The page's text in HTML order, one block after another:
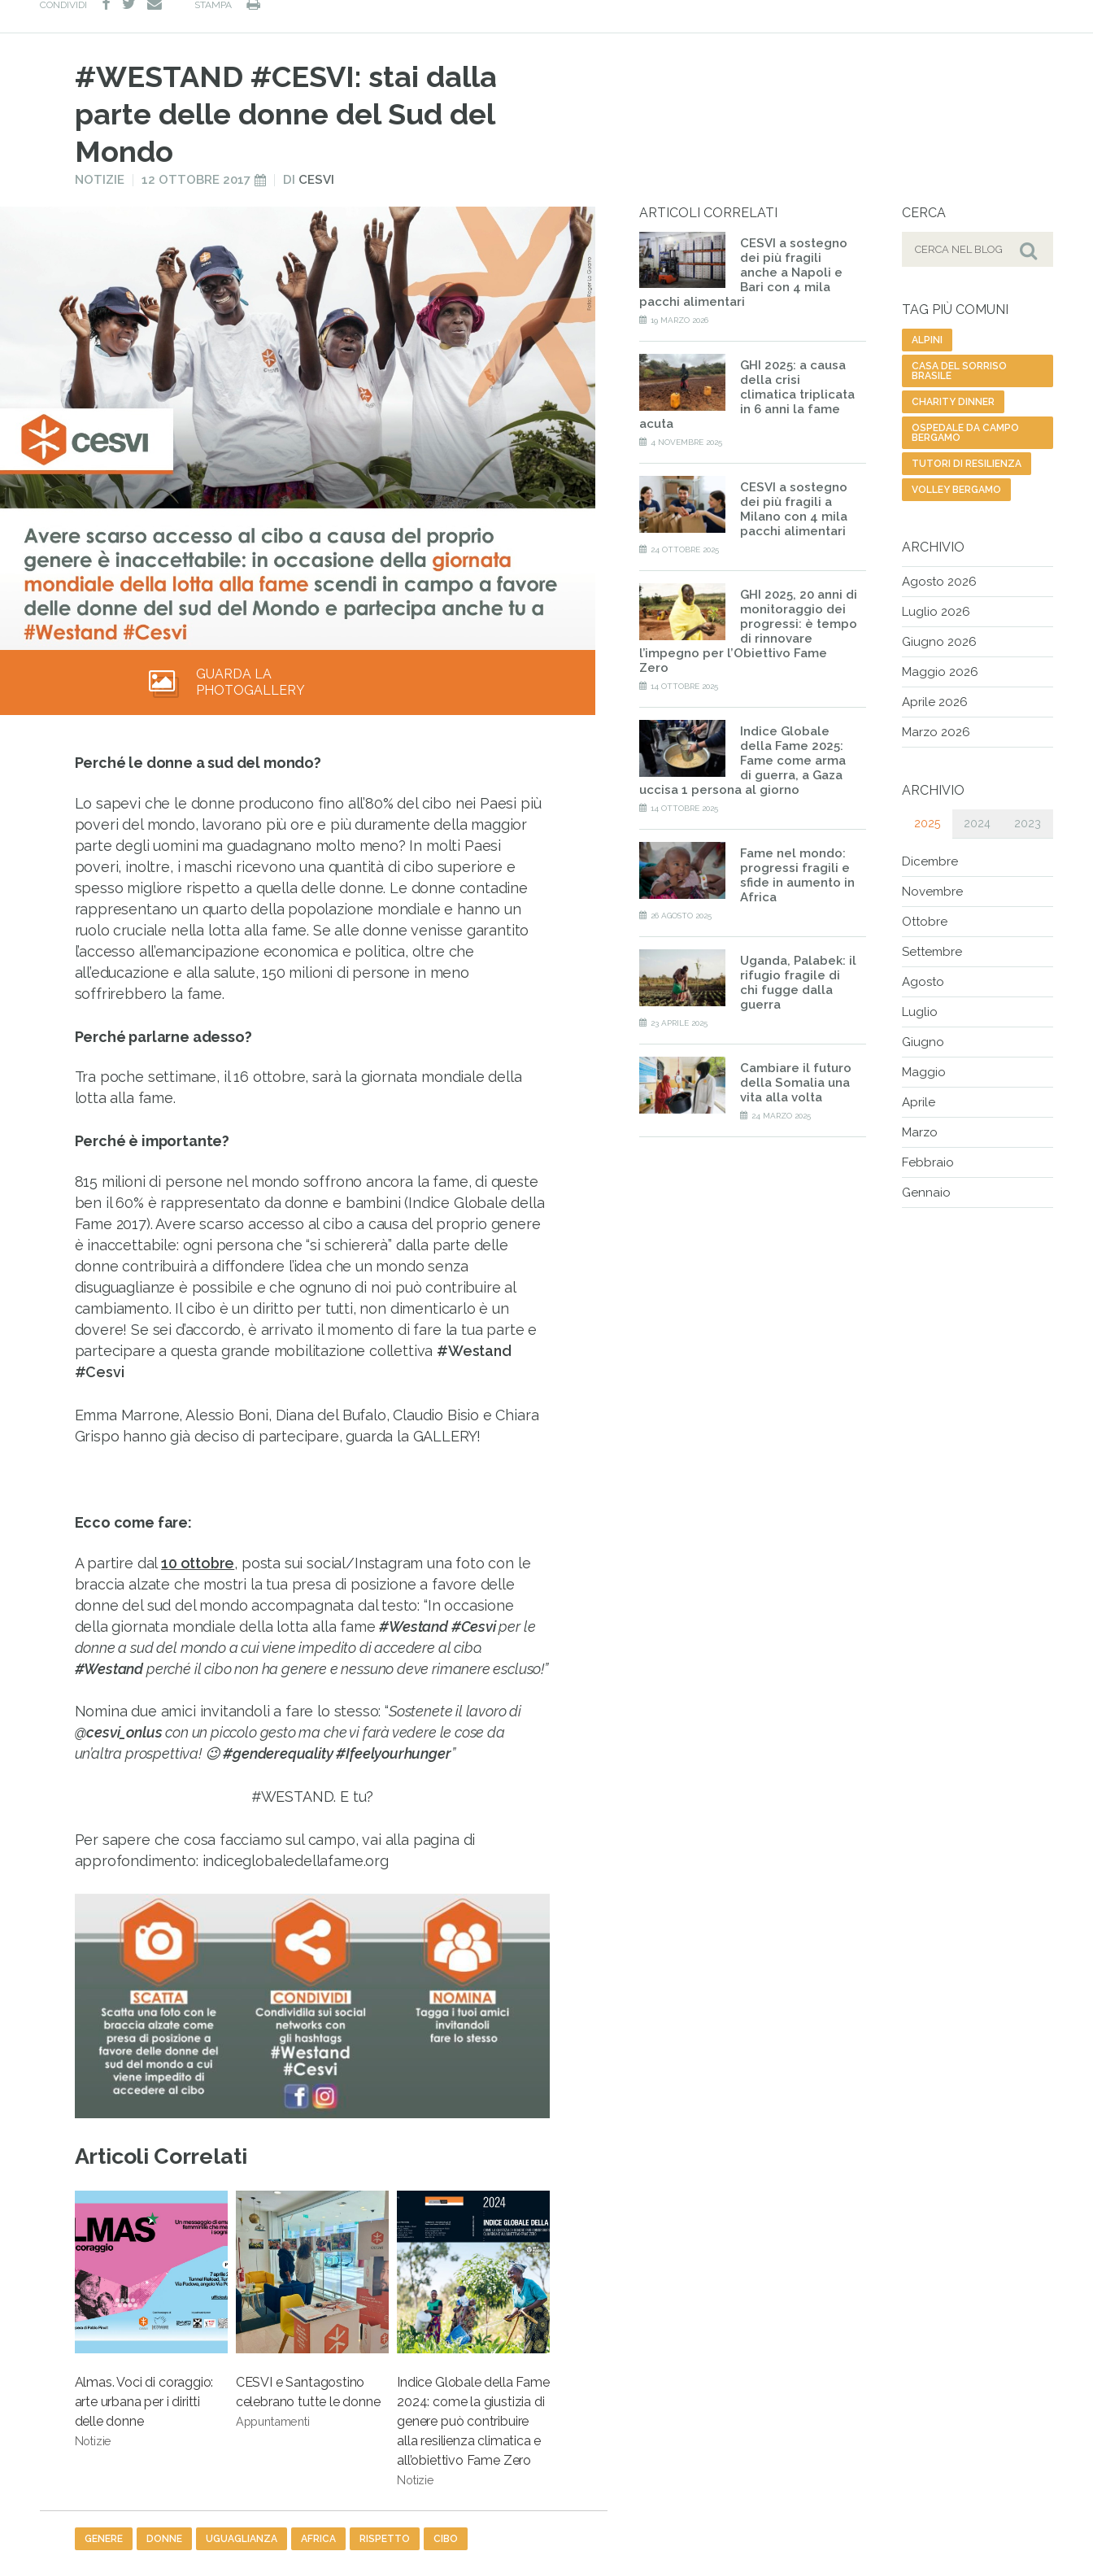
CONDIVIDI
e-
STAMPA
#WESTAND #CESVI: stai dalla
parte delle donne del Sud del
Mondo
PUBBLICATO
NOTIZIE
PUBBLICATO
12 OTTOBRE 2017 DI CESVI
GUARDA LA
PHOTOGALLERY
Perché le donne a sud del mondo?
Lo sapevi che le donne producono fino all’80% del cibo nei Paesi più
poveri del mondo, lavorano più ore e più duramente della maggior
parte degli uomini ma guadagnano molto meno? In molti Paesi
poveri, inoltre, i maschi ricevono una quantità di cibo superiore e
spesso migliore rispetto a quella delle donne. Le donne contadine
rappresentano un quarto della popolazione mondiale e hanno un
ruolo cruciale nella lotta alla fame. Se alle donne venisse garantito
l’accesso all’emancipazione economica e politica, oltre che
all’educazione e alla salute, 150 milioni di persone in meno
soffrirebbero la fame.
Perché parlarne adesso?
Tra poche settimane, il 16 ottobre, sarà la giornata mondiale della
lotta alla fame.
Perché è importante?
815 milioni di persone nel mondo soffrono ancora la fame, di queste
ben il 60% è rappresentato da donne e bambini (Indice Globale della
Fame 2017). Avere scarso accesso al cibo a causa del proprio genere
è inaccettabile: ogni persona che “si schiererà” dalla parte delle
donne contribuirà a diffondere l’idea che un mondo senza
disuguaglianze è possibile e che ognuno di noi può contribuire al
cambiamento. Il cibo è un diritto per tutti, non dimenticarlo è un
dovere! Se sei d’accordo, è arrivato il momento di fare la tua parte e
partecipare a questa grande mobilitazione collettiva #Westand
#Cesvi
Emma Marrone, Alessio Boni, Diana del Bufalo, Claudio Bisio e Chiara
Grispo hanno già deciso di partecipare, guarda la GALLERY!
Ecco come fare:
A partire dal10 ottobre, posta sui social/Instagram una foto con le
braccia alzate che mostri la tua presa di posizione a favore delle
donne del sud del mondo accompagnata dal testo: “In occasione
della giornata mondiale della lotta alla fame#Westand #Cesviper le
donne a sud del mondo a cui viene impedito di accedere al cibo.
#Westandperché il cibo non ha genere e nessuno deve rimanere escluso!”
Nomina due amici invitandoli a fare lo stesso: “Sostenete il lavoro di
@cesvi_onluscon un piccolo gesto ma che vi farà vedere le cose da
un’altra prospettiva! 😉#genderequality#Ifeelyourhunger”
#WESTAND. E tu?
Per sapere che cosa facciamo sul campo, vai alla pagina di
approfondimento: indiceglobaledellafame.org
Articoli Correlati
Almas. Voci di coraggio:
arte urbana per i diritti
delle donne
Notizie
CESVI e Santagostino
celebrano tutte le donne
Appuntamenti
Indice Globale della Fame
2024: come la giustizia di
genere può contribuire
alla resilienza climatica e
all’obiettivo Fame Zero
Notizie
Tag
GENERE DONNE UGUAGLIANZA AFRICA RISPETTO CIBO
ARTICOLI CORRELATI
CESVI a sostegno
dei più fragili
anche a Napoli e
Bari con 4 mila
pacchi alimentari
19 MARZO 2026
GHI 2025: a causa
della crisi
climatica triplicata
in 6 anni la fame
acuta
4 NOVEMBRE 2025
CESVI a sostegno
dei più fragili a
Milano con 4 mila
pacchi alimentari
24 OTTOBRE 2025
GHI 2025, 20 anni di
monitoraggio dei
progressi: è tempo
di rinnovare
l’impegno per l’Obiettivo Fame
Zero
14 OTTOBRE 2025
Indice Globale
della Fame 2025:
Fame come arma
di guerra, a Gaza
uccisa 1 persona al giorno
14 OTTOBRE 2025
Fame nel mondo:
progressi fragili e
sfide in aumento in
Africa
26 AGOSTO 2025
Uganda, Palabek: il
rifugio fragile di
chi fugge dalla
guerra
23 APRILE 2025
Cambiare il futuro
della Somalia una
vita alla volta
24 MARZO 2025
CERCA
Cerca
TAG PIÙ COMUNI
ALPINI
CASA DEL SORRISO
BRASILE
CHARITY DINNER
OSPEDALE DA CAMPO
BERGAMO
TUTORI DI RESILIENZA
VOLLEY BERGAMO
ARCHIVIO
Agosto 2026
Luglio 2026
Giugno 2026
Maggio 2026
Aprile 2026
Marzo 2026
ARCHIVIO
2025 2024 2023
Dicembre
Novembre
Ottobre
Settembre
Agosto
Luglio
Giugno
Maggio
Aprile
Marzo
Febbraio
Gennaio